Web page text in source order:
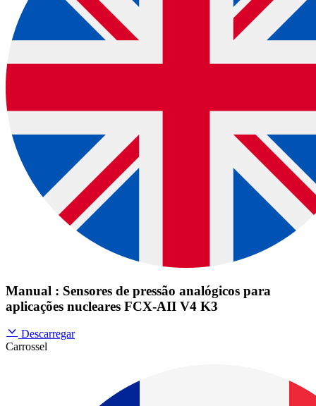
Manual : Sensores de pressão analógicos para
aplicações nucleares FCX-AII V4 K3
Descarregar
Carrossel